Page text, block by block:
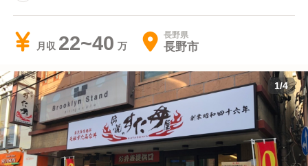
月収 22~40 長野県
長野市
1/4